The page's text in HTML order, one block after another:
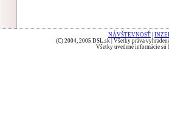
NÁVŠTEVNOSŤ
(C) 2004, 2005 DSL.sk | Všetky práva
Všetky uvedené informácie sú